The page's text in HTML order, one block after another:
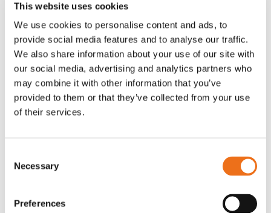
This website uses cookies
We use cookies to personalise content and ads, to
provide social media features and to analyse our traffic.
We also share information about your use of our site with
our social media, advertising and analytics partners who
may combine it with other information that you’ve
provided to them or that they’ve collected from your use
of their services.
Selection
Necessary
Preferences
Lägg till i varukorg
Rotor, komplett med slagor
OR80013456G
(ex. moms)
Grön truckknapp
A00220
kr (ex. moms)